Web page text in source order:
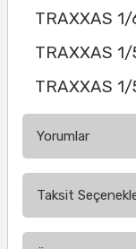
TRAXXAS 1/
TRAXXAS
TRAXXAS
Yorumlar
Taksit